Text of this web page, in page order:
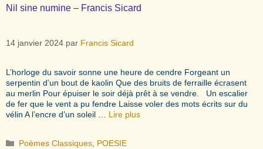
Nil sine numine – Francis Sicard
14 janvier 2024 par Francis Sicard
L’horloge du savoir sonne une heure de cendre Forgeant un
serpentin d’un bout de kaolin Que des bruits de ferraille écrasent
au merlin Pour épuiser le soir déjà prêt à se vendre. Un escalier
de fer que le vent a pu fendre Laisse voler des mots écrits sur du
vélin A l’encre d’un soleil … Lire plus
Catégories
Poèmes Classiques POESIE